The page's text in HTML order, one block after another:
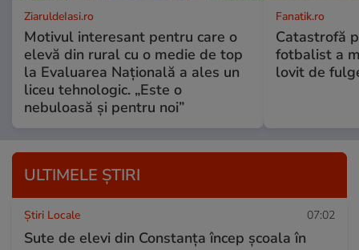
ZiaruldeIasi.ro
Motivul interesant pentru care o
elevă din rural cu o medie de top
la Evaluarea Națională a ales un
liceu tehnologic. „Este o
nebuloasă și pentru noi”
Fanatik.ro
Catastrofă
fotbalist a
lovit de
ULTIMELE ȘTIRI
Știri Locale 07:02
Sute de elevi din Constanța încep școala în